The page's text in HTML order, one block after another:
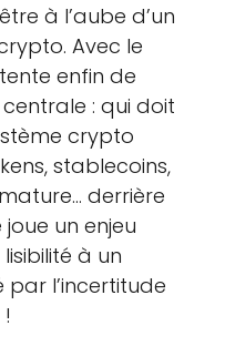
à l’aube d’un
Avec le
enfin de
: qui doit
crypto
stablecoins,
derrière
un enjeu
à un
l’incertitude